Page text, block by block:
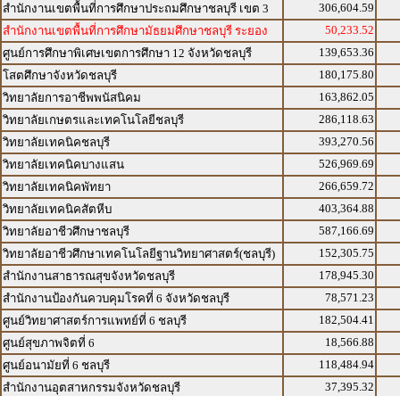
สำนักงานเขตพื้นที่การศึกษาประถมศึกษาชลบุรี เขต 3
306,604.59
สำนักงานเขตพื้นที่การศึกษามัธยมศึกษาชลบุรี ระยอง
50,233.52
ศูนย์การศึกษาพิเศษเขตการศึกษา 12 จังหวัดชลบุรี
139,653.36
โสตศึกษาจังหวัดชลบุรี
180,175.80
วิทยาลัยการอาชีพพนัสนิคม
163,862.05
วิทยาลัยเกษตรและเทคโนโลยีชลบุรี
286,118.63
วิทยาลัยเทคนิคชลบุรี
393,270.56
วิทยาลัยเทคนิคบางแสน
526,969.69
วิทยาลัยเทคนิคพัทยา
266,659.72
วิทยาลัยเทคนิคสัตหีบ
403,364.88
วิทยาลัยอาชีวศึกษาชลบุรี
587,166.69
วิทยาลัยอาชีวศึกษาเทคโนโลยีฐานวิทยาศาสตร์(ชลบุรี)
152,305.75
สำนักงานสาธารณสุขจังหวัดชลบุรี
178,945.30
สำนักงานป้องกันควบคุมโรคที่ 6 จังหวัดชลบุรี
78,571.23
ศูนย์วิทยาศาสตร์การแพทย์ที่ 6 ชลบุรี
182,504.41
ศูนย์สุขภาพจิตที่ 6
18,566.88
ศูนย์อนามัยที่ 6 ชลบุรี
118,484.94
สำนักงานอุตสาหกรรมจังหวัดชลบุรี
37,395.32